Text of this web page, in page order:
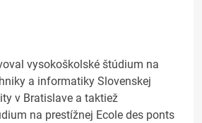
vysokoškolské štúdium na
a informatiky Slovenskej
v Bratislave a taktiež
na prestížnej Ecole des ponts